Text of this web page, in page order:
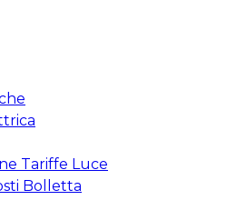
Tariffe Luce
Bolletta